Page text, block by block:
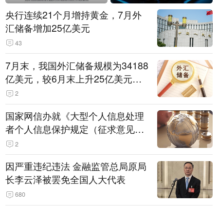
央行连续21个月增持黄金，7月外
汇储备增加25亿美元
43
7月末，我国外汇储备规模为34188
亿美元，较6月末上升25亿美元，
升幅为0.07%
2
国家网信办就《大型个人信息处理
者个人信息保护规定（征求意见
稿）》公开征求意见
2
因严重违纪违法 金融监管总局原局
长李云泽被罢免全国人大代表
680